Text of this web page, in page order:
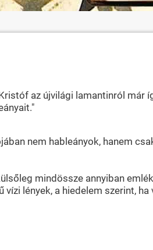
az újvilági lamantinról már
nem hableányok, hanem
mindössze annyiban
lények, a hiedelem szerint,